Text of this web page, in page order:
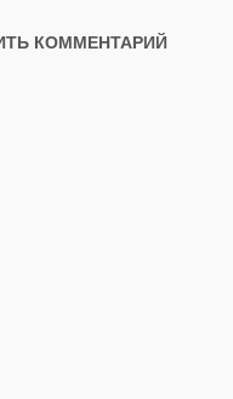
КОММЕНТАРИЙ